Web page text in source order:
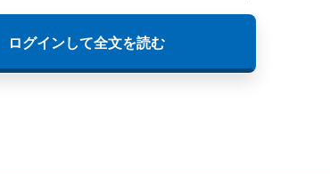
ログインして全文を読む